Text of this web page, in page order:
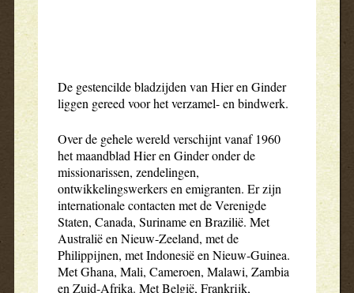
De gestencilde bladzijden van Hier en Ginder
liggen gereed voor het verzamel- en bindwerk.
Over de gehele wereld verschijnt vanaf 1960
het maandblad Hier en Ginder onder de
missionarissen, zendelingen,
ontwikkelingswerkers en emigranten. Er zijn
internationale contacten met de Verenigde
Staten, Canada, Suriname en Brazilië. Met
Australië en Nieuw-Zeeland, met de
Philippijnen, met Indonesië en Nieuw-Guinea.
Met Ghana, Mali, Cameroen, Malawi, Zambia
en Zuid-Afrika. Met België, Frankrijk,